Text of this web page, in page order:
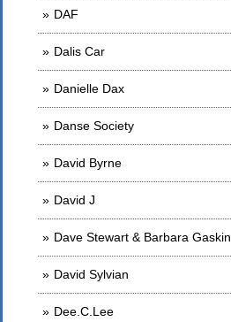
DAF
Dalis Car
Danielle Dax
Danse Society
David Byrne
David J
Dave Stewart & Barbara Gaskin
David Sylvian
Dee.C.Lee